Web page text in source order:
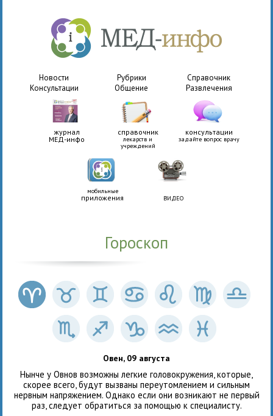
Новости Рубрики
Справочник
Консультации
Общение Развлечения
журнал
МЕД-инфо
справочник
лекарств и
учреждений
консультации
задайте вопрос врачу
мобильные
приложения ВИДЕО
Гороскоп
Овен, 09 августа
Нынче у Овнов возможны легкие головокружения, которые,
скорее всего, будут вызваны переутомлением и сильным
нервным напряжением. Однако если они возникают не первый
раз, следует обратиться за помощью к специалисту.